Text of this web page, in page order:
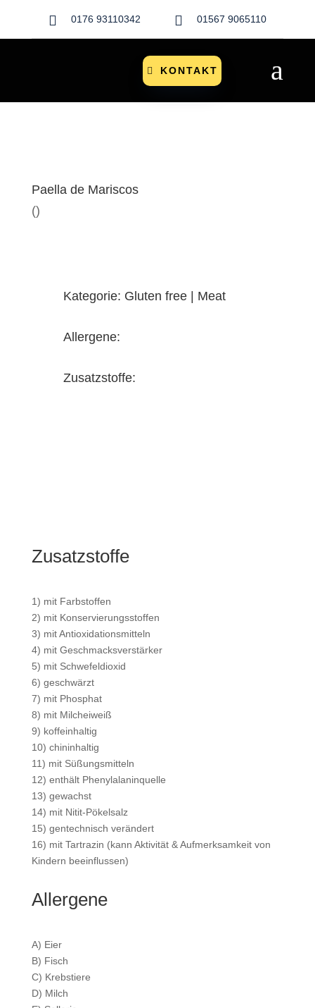
 0176 93110342  01567 9065110
KONTAKT a
Paella de Mariscos
()
Kategorie: Gluten free | Meat
Allergene:
Zusatzstoffe:
Zusatzstoffe
1) mit Farbstoffen
2) mit Konservierungsstoffen
3) mit Antioxidationsmitteln
4) mit Geschmacksverstärker
5) mit Schwefeldioxid
6) geschwärzt
7) mit Phosphat
8) mit Milcheiweiß
9) koffeinhaltig
10) chininhaltig
11) mit Süßungsmitteln
12) enthält Phenylalaninquelle
13) gewachst
14) mit Nitit-Pökelsalz
15) gentechnisch verändert
16) mit Tartrazin (kann Aktivität & Aufmerksamkeit von
Kindern beeinflussen)
Allergene
A) Eier
B) Fisch
C) Krebstiere
D) Milch